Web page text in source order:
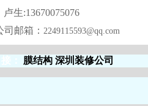
卢生:13670075076
邮箱： 2249115593@qq.com
膜结构 深圳装修公司